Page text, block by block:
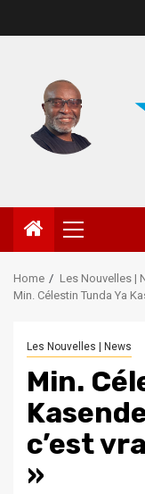
Home
Les Nouvelles |
Min. Célestin Tunda Ya
Les Nouvelles | News
Min.
c’est
»